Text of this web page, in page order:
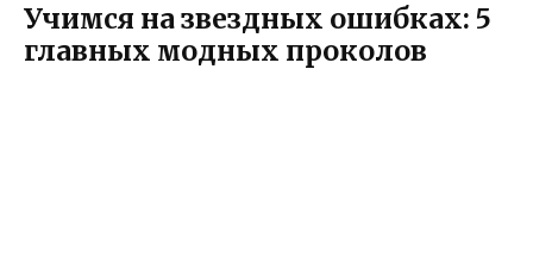
Учимся на звездных ошибках: 5
главных модных проколов